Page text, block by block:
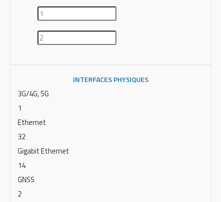
INTERFACES PHYSIQUES
3G/4G, 5G
1
Ethernet
32
Gigabit Ethernet
14
GNSS
2